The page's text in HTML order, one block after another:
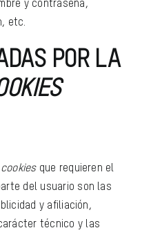
y contraseña,
etc.
POR LA
cookies que requieren el
del usuario son las
y afiliación,
técnico y las